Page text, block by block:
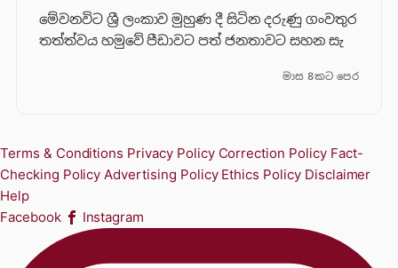
මේවනවිට ශ්‍රී ලංකාව මුහුණ දී සිටින දරුණු ගංවතුර
තත්ත්වය හමුවේ පීඩාවට පත් ජනතාවට සහන සැ
මාස 8කට පෙර
Terms & Conditions Privacy Policy Correction Policy Fact-
Checking Policy Advertising Policy Ethics Policy Disclaimer
Help
Facebook
Instagram